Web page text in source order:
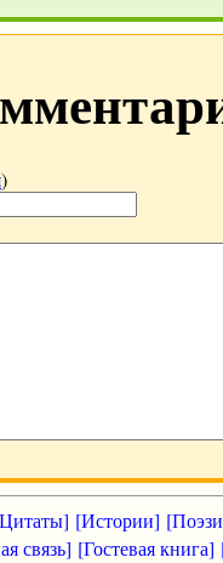
)
[Истории]
связь] [Гостевая книга]